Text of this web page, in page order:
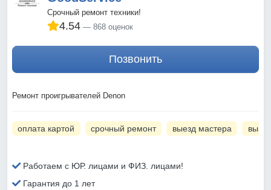
Срочный ремонт техники!
4.54 868 оценок
Позвонить
Ремонт проигрывателей Denon
оплата картой срочный ремонт выезд мастера
Работаем с ЮР. лицами и ФИЗ. лицами!
Гарантия до 1 лет